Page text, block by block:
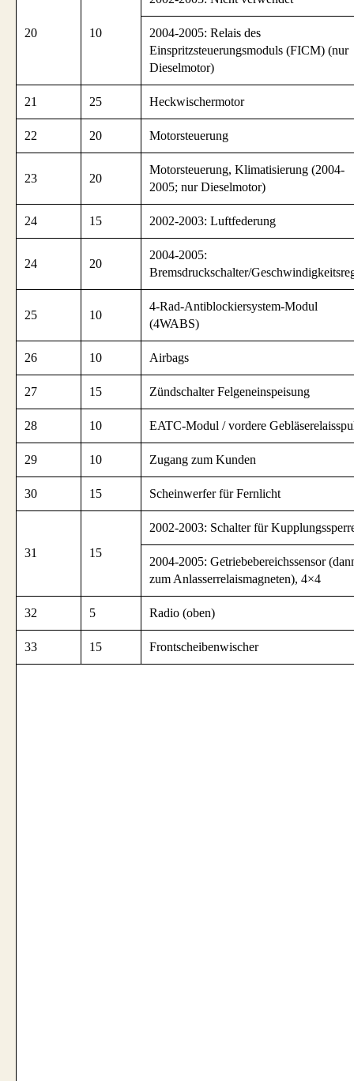
20 10
2004-2005: Relais des
Einspritzsteuerungsmoduls (FICM) (nur
Dieselmotor)
21 25 Heckwischermotor
22 20 Motorsteuerung
23 20
Motorsteuerung, Klimatisierung (2004-
2005; nur Dieselmotor)
24 15 2002-2003: Luftfederung
24 20
2004-2005:
Bremsdruckschalter/
25 10
4-Rad-Antiblockiersystem-Modul
(4WABS)
26 10 Airbags
27 15 Zündschalter Felgeneinspeisung
28 10 EATC-Modul / vordere
29 10 Zugang zum Kunden
30 15 Scheinwerfer für Fernlicht
31 15
2002-2003: Schalter für
2004-2005: Getriebebereichssensor
zum Anlasserrelaismagneten), 4×4
32 5 Radio (oben)
33 15 Frontscheibenwischer